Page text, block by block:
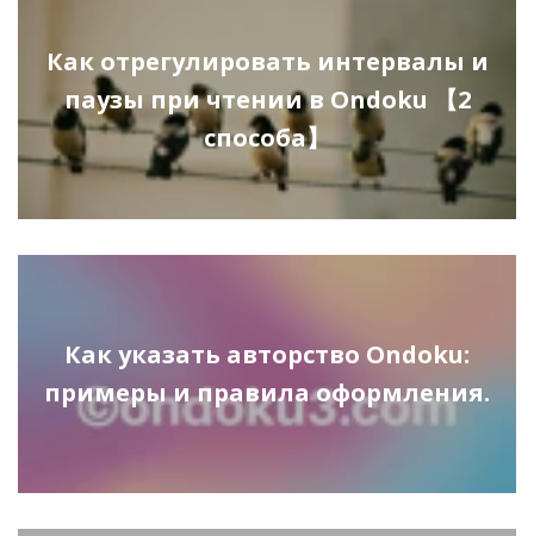
Как отрегулировать интервалы и
паузы при чтении в Ondoku 【2
способа】
Как указать авторство Ondoku:
примеры и правила оформления.